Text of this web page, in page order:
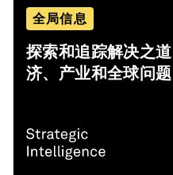
全局信息
探索和追踪解决之道
济、产业和全球问题